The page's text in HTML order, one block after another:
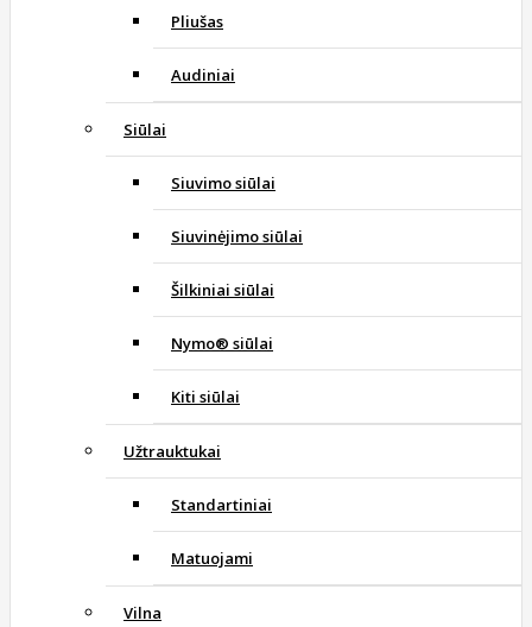
Pliušas
Audiniai
Siūlai
Siuvimo siūlai
Siuvinėjimo siūlai
Šilkiniai siūlai
Nymo® siūlai
Kiti siūlai
Užtrauktukai
Standartiniai
Matuojami
Vilna